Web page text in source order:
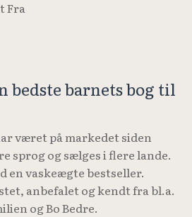
bedste barnets bog til
været på markedet siden
sprog og sælges i flere lande.
en vaskeægte bestseller.
anbefalet og kendt fra bl.a.
og Bo Bedre.